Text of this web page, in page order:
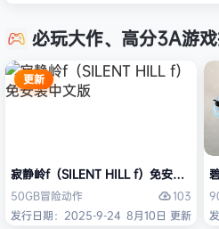
必玩大作、高分3A游戏
更新
寂静岭f（SILENT HILL f）免安装中文版
50GB冒险动作
103
发行日期：2025-9-24 8月10日 更新